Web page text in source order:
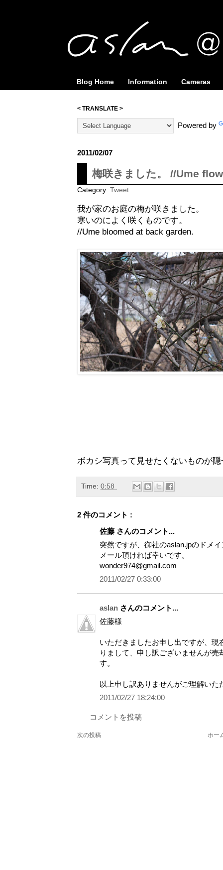
Blog Home Information Cameras
< TRANSLATE >
Powered by
2011/02/07
梅咲きました。 //Ume
Category: Tweet
我が家のお庭の梅が咲きました。
寒いのによく咲くものです。
//Ume bloomed at back garden.
ボカシ写真って見せたくないものが
Time: 0:58
2 件のコメント :
佐藤 さんのコメント...
突然ですが、御社のaslan.jpのドメ
メール頂ければ幸いです。
wonder974@gmail.com
2011/02/27 0:33:00
aslan さんのコメント...
佐藤様
いただきましたお申し出ですが、
りまして、申し訳ございませんが
す。
以上申し訳ありませんがご理解いた
2011/02/27 18:24:00
コメントを投稿
次の投稿 ホー